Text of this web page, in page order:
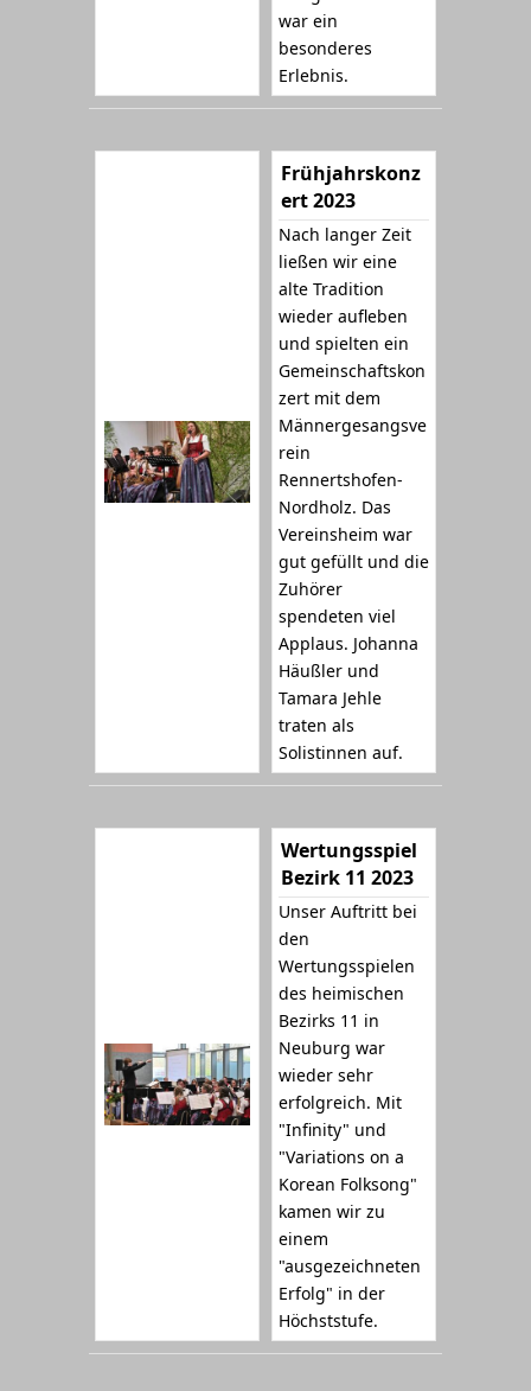
war ein
besonderes
Erlebnis.
Frühjahrskonz
ert 2023
Nach langer Zeit
ließen wir eine
alte Tradition
wieder aufleben
und spielten ein
Gemeinschaftskon
zert mit dem
Männergesangsve
rein
Rennertshofen-
Nordholz. Das
Vereinsheim war
gut gefüllt und die
Zuhörer
spendeten viel
Applaus. Johanna
Häußler und
Tamara Jehle
traten als
Solistinnen auf.
Wertungsspiel
Bezirk 11 2023
Unser Auftritt bei
den
Wertungsspielen
des heimischen
Bezirks 11 in
Neuburg war
wieder sehr
erfolgreich. Mit
"Infinity" und
"Variations on a
Korean Folksong"
kamen wir zu
einem
"ausgezeichneten
Erfolg" in der
Höchststufe.